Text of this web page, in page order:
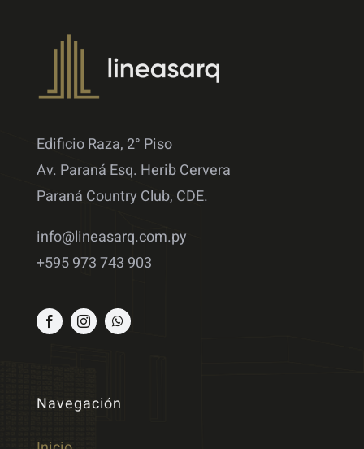
Edificio Raza, 2° Piso
Av. Paraná Esq. Herib Cervera
Paraná Country Club, CDE.
info@lineasarq.com.py
+595 973 743 903
Navegación